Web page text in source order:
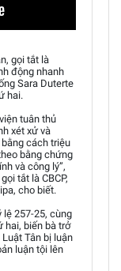
gọi tắt là
động nhanh
Sara Duterte
hai.
tuân thủ
xét xử và
cách triệu
bằng chứng
và công lý”,
tắt là CBCP,
cho biết.
lệ 257-25, cùng
hai, biến bà trở
Tân bị luận
luận tội lên